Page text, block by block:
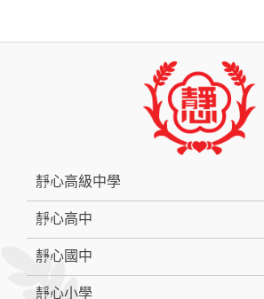
靜心高級中學
靜心高中
靜心國中
靜心小學